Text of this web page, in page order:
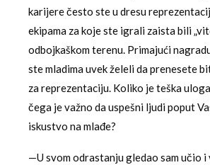
karijere često ste u dresu
ekipama za koje ste igrali zaista bili
odbojkaškom terenu. Primajući
ste mladima uvek želeli da prenesete
za reprezentaciju. Koliko je teška
čega je važno da uspešni ljudi poput
iskustvo na mlađe?
—U svom odrastanju gledao sam učio i